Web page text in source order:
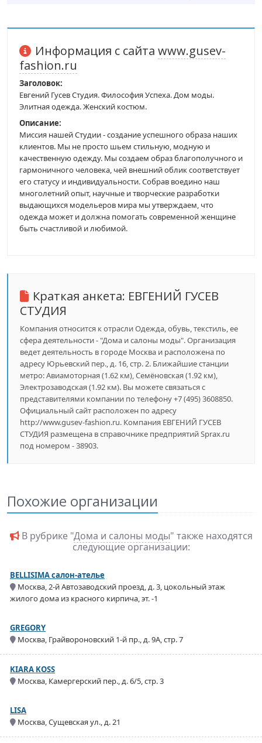
Информация с сайта www.gusev-
fashion.ru
Заголовок:
Евгений Гусев Студия. Философия Успеха. Дом моды.
Элитная одежда. Женский костюм.
Описание:
Миссия нашей Студии - создание успешного образа наших
клиентов. Мы не просто шьем стильную, модную и
качественную одежду. Мы создаем образ благополучного и
гармоничного человека, чей внешний облик соответствует
его статусу и индивидуальности. Собрав воедино наш
многолетний опыт, научные и творческие разработки
выдающихся модельеров мира мы утверждаем, что
одежда может и должна помогать современной женщине
быть счастливой и любимой.
Краткая анкета: ЕВГЕНИЙ ГУСЕВ
СТУДИЯ
Компания относится к отрасли Одежда, обувь, текстиль, ее
сфера деятельности - "Дома и салоны моды". Организация
ведет деятельность в городе Москва и расположена по
адресу Юрьевский пер., д. 16, стр. 2. Ближайшие станции
метро: Авиамоторная (1.62 км), Семёновская (1.92 км),
Электрозаводская (1.92 км). Вы можете связаться с
представителями компании по телефону +7 (495) 3608850.
Официальный сайт расположен по адресу
http://www.gusev-fashion.ru. Компания ЕВГЕНИЙ ГУСЕВ
СТУДИЯ размещена в справочнике предприятий Sprax.ru
под номером - 38903.
Похожие организации
В рубрике "Дома и салоны моды" также находятся
следующие организации:
BELLISIMA салон-ателье
Москва, 2-й Автозаводский проезд, д. 3, цокольный этаж
жилого дома из красного кирпича, эт. -1
GREGORY
Москва, Грайвороновский 1-й пр., д. 9А, стр. 7
KIARA KOSS
Москва, Камергерский пер., д. 6/5, стр. 3
LISA
Москва, Сущевская ул., д. 21